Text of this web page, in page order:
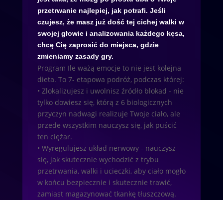
przetrwanie najlepiej, jak potrafi. Jeśli
czujesz, że masz już dość tej cichej walki w
swojej głowie i analizowania każdego kęsa,
chcę Cię zaprosić do miejsca, gdzie
zmieniamy zasady gry.
Program Ile ważą emocje to nie jest kolejna
dieta. To 7- etapowa podróż, podczas której:
• Zlokalizujesz i uwolnisz źródło blokad - nie
tylko dowiesz się, którą z 6 biologicznych
przyczyn nadwagi realizuje Twoje ciało, ale
przede wszystkim nauczysz się, jak puścić
ten ciężar.
• Wyregulujesz układ nerwowy - nauczysz
się, jak skutecznie wychodzić z trybu
przetrwania, walki i ucieczki, aby ciało mogło
w końcu bezpiecznie i skutecznie trawić,
zamiast magazynować tkankę tłuszczową.